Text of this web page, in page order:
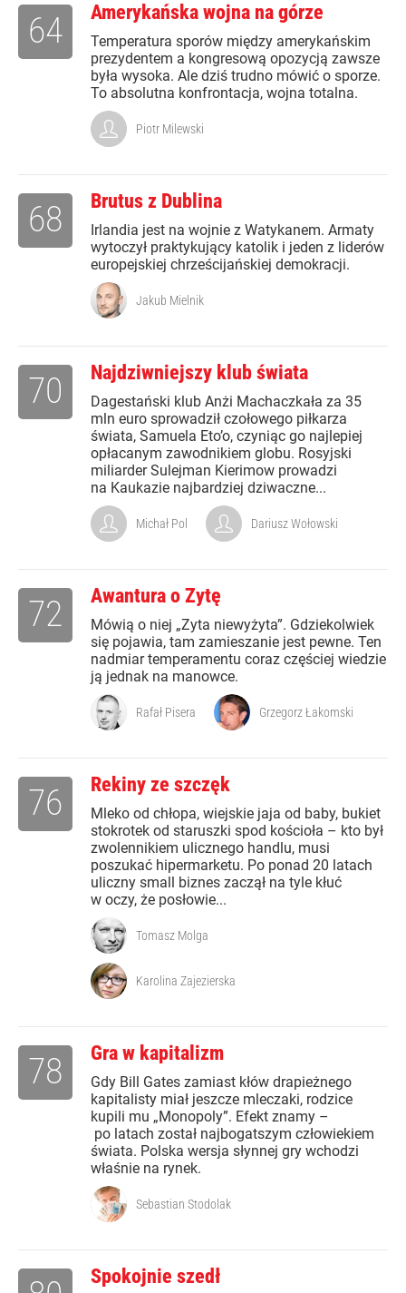
Amerykańska wojna na górze
Temperatura sporów między amerykańskim
prezydentem a kongresową opozycją zawsze
była wysoka. Ale dziś trudno mówić o sporze.
To absolutna konfrontacja, wojna totalna.
64
Piotr Milewski
Brutus z Dublina
Irlandia jest na wojnie z Watykanem. Armaty
wytoczył praktykujący katolik i jeden z liderów
europejskiej chrześcijańskiej demokracji.
68
Jakub Mielnik
Najdziwniejszy klub świata
Dagestański klub Anżi Machaczkała za 35
mln euro sprowadził czołowego piłkarza
świata, Samuela Eto’o, czyniąc go najlepiej
opłacanym zawodnikiem globu. Rosyjski
miliarder Sulejman Kierimow prowadzi
na Kaukazie najbardziej dziwaczne...
70
Michał Pol Dariusz Wołowski
Awantura o Zytę
Mówią o niej „Zyta niewyżyta”. Gdziekolwiek
się pojawia, tam zamieszanie jest pewne. Ten
nadmiar temperamentu coraz częściej wiedzie
ją jednak na manowce.
72
Rafał Pisera Grzegorz Łakomski
Rekiny ze szczęk
Mleko od chłopa, wiejskie jaja od baby, bukiet
stokrotek od staruszki spod kościoła – kto był
zwolennikiem ulicznego handlu, musi
poszukać hipermarketu. Po ponad 20 latach
uliczny small biznes zaczął na tyle kłuć
w oczy, że posłowie...
76
Tomasz Molga
Karolina Zajezierska
Gra w kapitalizm
Gdy Bill Gates zamiast kłów drapieżnego
kapitalisty miał jeszcze mleczaki, rodzice
kupili mu „Monopoly”. Efekt znamy –
po latach został najbogatszym człowiekiem
świata. Polska wersja słynnej gry wchodzi
właśnie na rynek.
78
Sebastian Stodolak
Spokojnie szedł